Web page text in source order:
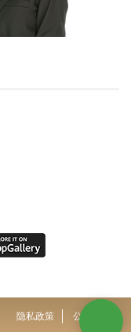
隐私政策
公司治理